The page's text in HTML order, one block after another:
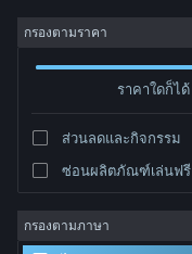
เข้าสู่ระบบ
ชุมชน
เกี่ยวกับ
กรองตามราคา
ราคาใดก็ได้
ส่วนลดและกิจกรรม
ซ่อนผลิตภัณฑ์เล่นฟรี
กรองตามภาษา
ผู้พัฒนา: Evil Raptor